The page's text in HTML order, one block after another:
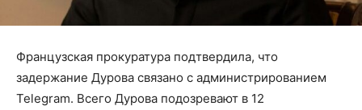
Французская прокуратура подтвердила, что
задержание Дурова связано с администрированием
Telegram. Всего Дурова подозревают в 12